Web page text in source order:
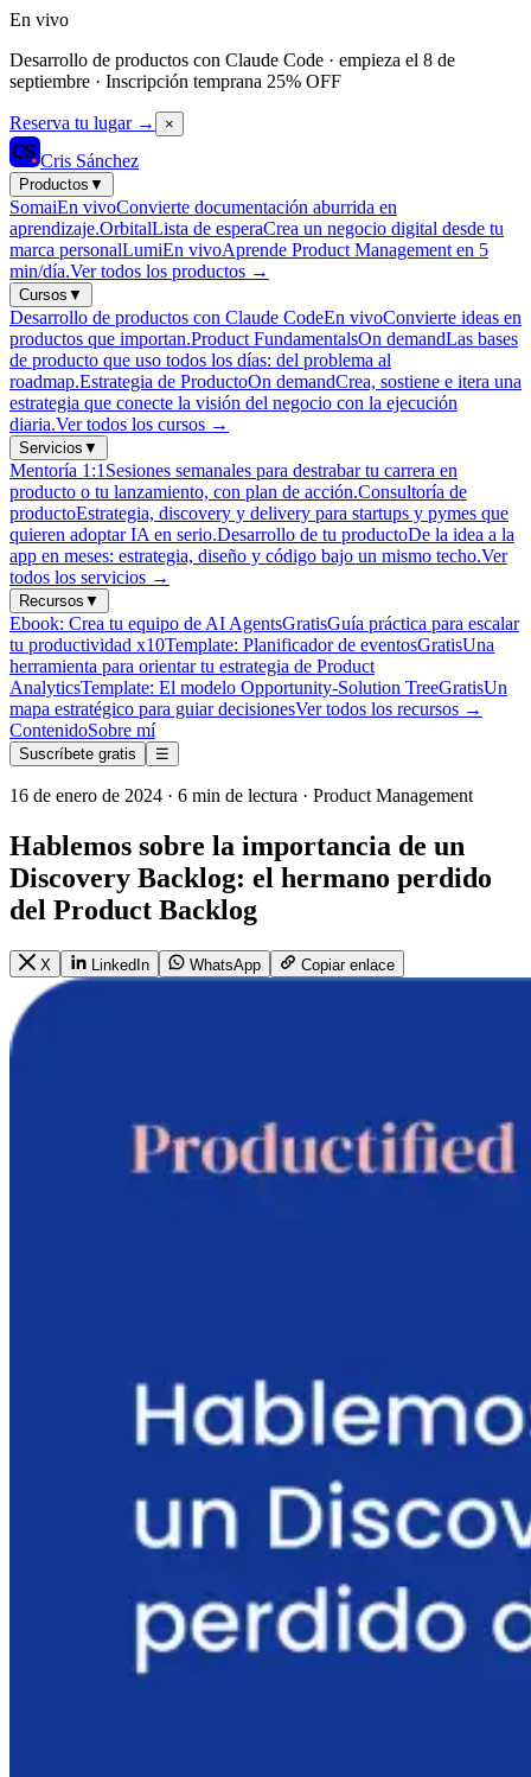
En vivo
Desarrollo de productos con Claude Code · empieza el 8 de
septiembre · Inscripción temprana 25% OFF
Reserva tu lugar→ ×
Cris Sánchez
Productos ▼
SomaiEn vivoConvierte documentación aburrida en
aprendizaje.OrbitalLista de esperaCrea un negocio digital desde tu
marca personalLumiEn vivoAprende Product Management en 5
min/día.Ver todos los productos →
Cursos ▼
Desarrollo de productos con Claude CodeEn vivoConvierte ideas en
productos que importan.Product FundamentalsOn demandLas bases
de producto que uso todos los días: del problema al
roadmap.Estrategia de ProductoOn demandCrea, sostiene e itera una
estrategia que conecte la visión del negocio con la ejecución
diaria.Ver todos los cursos →
Servicios ▼
Mentoría 1:1 Sesiones semanales para destrabar tu carrera en
producto o tu lanzamiento, con plan de acción.Consultoría de
productoEstrategia, discovery y delivery para startups y pymes que
quieren adoptar IA en serio.Desarrollo de tu productoDe la idea a la
app en meses: estrategia, diseño y código bajo un mismo techo.Ver
todos los servicios →
Recursos ▼
Ebook: Crea tu equipo de AI AgentsGratisGuía práctica para escalar
tu productividad x10Template: Planificador de eventosGratisUna
herramienta para orientar tu estrategia de Product
AnalyticsTemplate: El modelo Opportunity-Solution TreeGratisUn
mapa estratégico para guiar decisionesVer todos los recursos →
ContenidoSobre mí
Suscríbete gratis ☰
16 de enero de 2024 · 6 min de lectura · Product Management
Hablemos sobre la importancia de un
Discovery Backlog: el hermano perdido
del Product Backlog
X LinkedIn WhatsApp Copiar enlace